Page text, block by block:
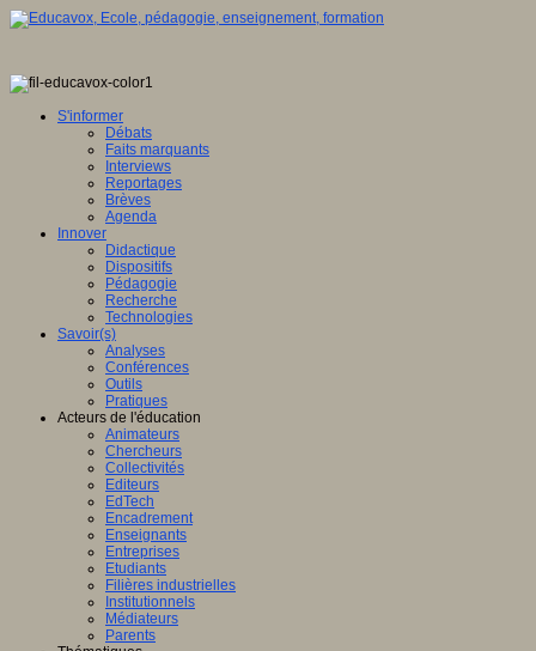
S'informer
Débats
Faits marquants
Interviews
Reportages
Brèves
Agenda
Innover
Didactique
Dispositifs
Pédagogie
Recherche
Technologies
Savoir(s)
Analyses
Conférences
Outils
Pratiques
Acteurs de l'éducation
Animateurs
Chercheurs
Collectivités
Editeurs
EdTech
Encadrement
Enseignants
Entreprises
Etudiants
Filières industrielles
Institutionnels
Médiateurs
Parents